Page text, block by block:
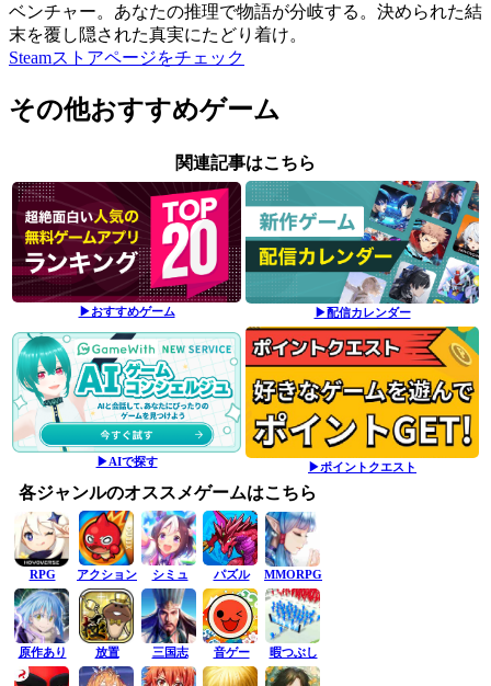
ベンチャー。あなたの推理で物語が分岐する。決められた結
末を覆し隠された真実にたどり着け。
Steamストアページをチェック
その他おすすめゲーム
関連記事はこちら
▶おすすめゲーム ▶配信カレンダー
▶AIで探す ▶ポイントクエスト
各ジャンルのオススメゲームはこちら
RPG アクション シミュ パズル MMORPG
原作あり 放置 三国志 音ゲー 暇つぶし